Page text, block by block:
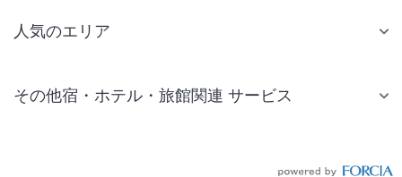
人気のエリア
仙台 ホテル
その他宿・ホテル・旅館関連 サービス